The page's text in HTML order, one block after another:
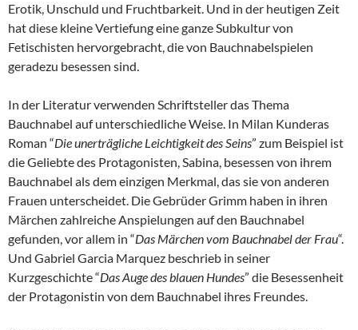
Erotik, Unschuld und Fruchtbarkeit. Und in der heutigen Zeit
hat diese kleine Vertiefung eine ganze Subkultur von
Fetischisten hervorgebracht, die von Bauchnabelspielen
geradezu besessen sind.
In der Literatur verwenden Schriftsteller das Thema
Bauchnabel auf unterschiedliche Weise. In Milan Kunderas
Roman “Die unerträgliche Leichtigkeit des Seins” zum Beispiel ist
die Geliebte des Protagonisten, Sabina, besessen von ihrem
Bauchnabel als dem einzigen Merkmal, das sie von anderen
Frauen unterscheidet. Die Gebrüder Grimm haben in ihren
Märchen zahlreiche Anspielungen auf den Bauchnabel
gefunden, vor allem in “Das Märchen vom Bauchnabel der Frau“.
Und Gabriel Garcia Marquez beschrieb in seiner
Kurzgeschichte “Das Auge des blauen Hundes” die Besessenheit
der Protagonistin von dem Bauchnabel ihres Freundes.